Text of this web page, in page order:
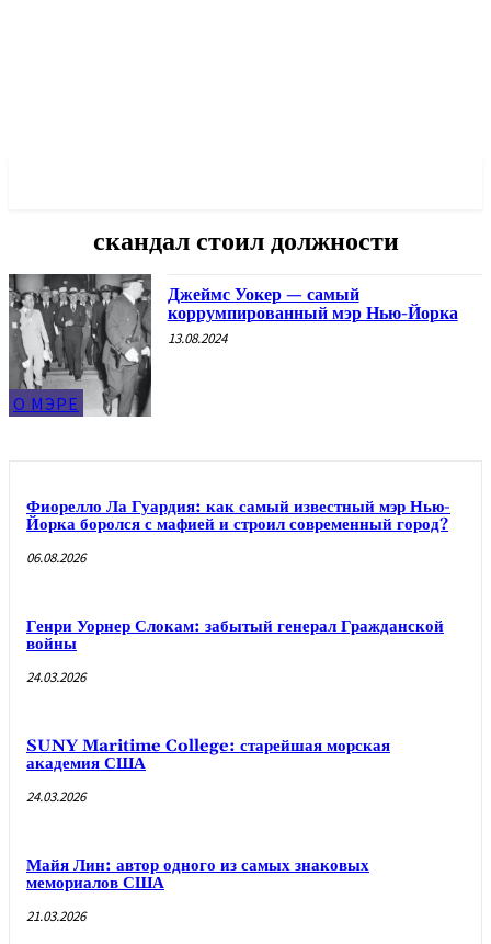
скандал стоил должности
О МЭРЕ
Джеймс Уокер — самый
коррумпированный мэр Нью-Йорка
13.08.2024
Фиорелло Ла Гуардия: как самый известный мэр Нью-
Йорка боролся с мафией и строил современный город?
06.08.2026
Генри Уорнер Слокам: забытый генерал Гражданской
войны
24.03.2026
SUNY Maritime College: старейшая морская
академия США
24.03.2026
Майя Лин: автор одного из самых знаковых
мемориалов США
21.03.2026